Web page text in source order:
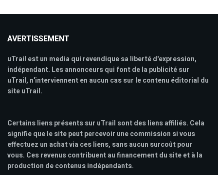
AVERTISSEMENT
uTrail est un media qui revendique sa liberté d'expression,
indépendant. Les annonceurs qui font de la publicité sur
uTrail, n'interviennent en aucun cas sur le contenu éditorial du
site uTrail.
Certains liens présents sur uTrail sont des liens affiliés. Cela
signifie que le site peut percevoir une commission si vous
effectuez un achat via ces liens, sans aucun surcoût pour
vous. Ces revenus contribuent au financement du site et à la
production de contenus indépendants.